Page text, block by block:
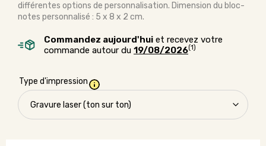
différentes options de personnalisation. Dimension du bloc-
notes personnalisé : 5 x 8 x 2 cm.
Commandez aujourd'hui et recevez votre
commande autour du 19/08/2026(1)
Type d'impression